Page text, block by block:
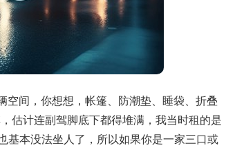
间，你想想，帐篷、防潮垫、睡袋、折叠
估计连副驾脚底下都得堆满，我当时租的是
基本没法坐人了，所以如果你是一家三口或